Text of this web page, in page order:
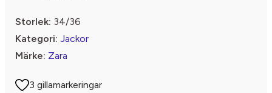
Storlek: 34/36
Kategori: Jackor
Märke: Zara
3 gillamarkeringar